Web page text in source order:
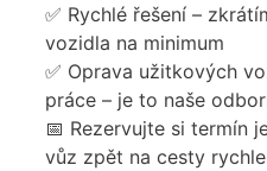
✅ Rychlé řešení –
vozidla na minimum
✅ Oprava užitkových
práce – je to naše
📅 Rezervujte si termín
vůz zpět na cesty